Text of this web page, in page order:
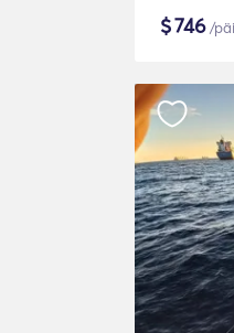
$746/